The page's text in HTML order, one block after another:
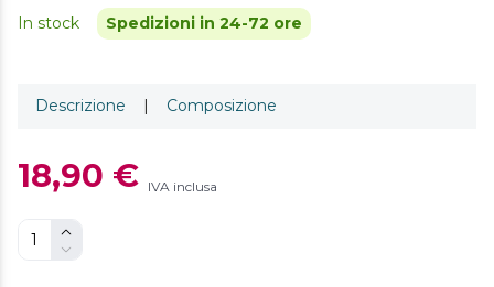
In stock Spedizioni in 24-72 ore
Descrizione | Composizione
18,90 € IVA inclusa